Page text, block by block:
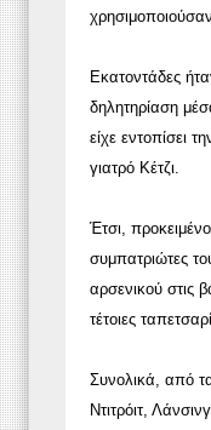
Εκατοντάδες
δηλητηρίαση
είχε εντοπίσει
γιατρό Κέτζι.
Έτσι,
συμπατριώτες
αρσενικού στις
τέτοιες
Συνολικά, από
Ντιτρόιτ,